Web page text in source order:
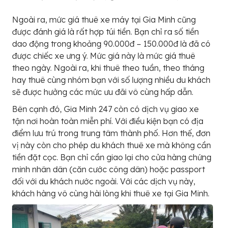
Ngoài ra, mức giá thuê xe máy tại Gia Minh cũng
được đánh giá là rất hợp túi tiền. Bạn chỉ ra số tiền
dao động trong khoảng 90.000đ – 150.000đ là đã có
được chiếc xe ưng ý. Mức giá này là mức giá thuê
theo ngày. Ngoài ra, khi thuê theo tuần, theo tháng
hay thuê cùng nhóm bạn với số lượng nhiều du khách
sẽ được hưởng các mức ưu đãi vô cùng hấp dẫn.
Bên cạnh đó, Gia Minh 247 còn có dịch vụ giao xe
tận nơi hoàn toàn miễn phí. Với điều kiện bạn có địa
điểm lưu trú trong trung tâm thành phố. Hơn thế, đơn
vị này còn cho phép du khách thuê xe mà không cần
tiền đặt cọc. Bạn chỉ cần giao lại cho cửa hàng chứng
minh nhân dân (căn cước công dân) hoặc passport
đối với du khách nước ngoài. Với các dịch vụ này,
khách hàng vô cùng hài lòng khi thuê xe tại Gia Minh.